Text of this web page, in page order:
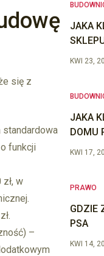
się z
funkcji
w
–
JAKA
KWI 23,
JAKA
DOMU
KWI 17,
PRAWO
GDZIE
PSA
KWI 14,